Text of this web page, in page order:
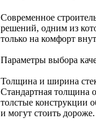
Современное
решений, одним из
только на комфорт
Параметры выбора
Толщина и ширина
Стандартная толщина
толстые конструкции
и могут стоить